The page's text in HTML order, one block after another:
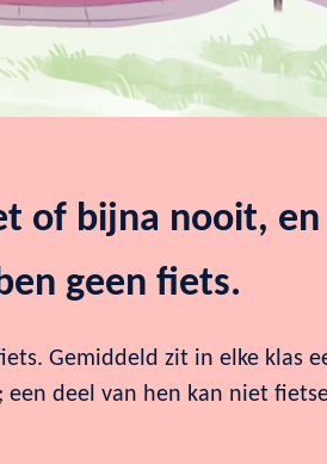
of bijna nooit, en
geen fiets.
Gemiddeld zit in elke klas
deel van hen kan niet